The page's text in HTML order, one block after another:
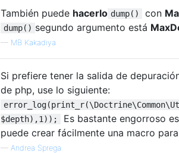
También puede hacerlo dump() con
dump() segundo argumento está
— MB Kakadiya
Si prefiere tener la salida de
de php, use lo siguiente:
$depth),1));
Es bastante engorroso
puede crear fácilmente una macro
— Andrea Sprega